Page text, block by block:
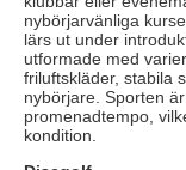
nybörjarvänliga
lärs ut under
utformade med
friluftskläder, stabila
nybörjare. Sporten
promenadtempo,
kondition.